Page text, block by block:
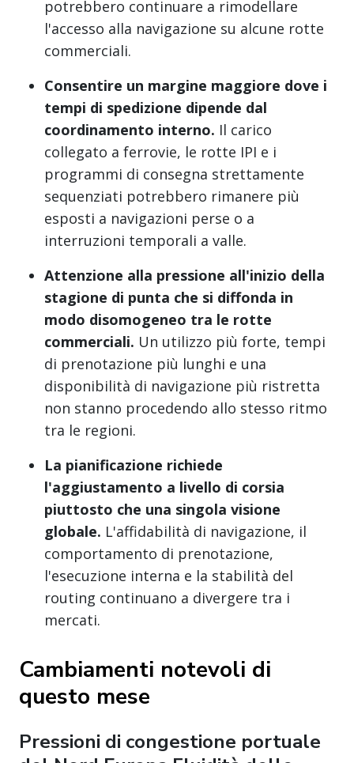
potrebbero continuare a rimodellare
l'accesso alla navigazione su alcune rotte
commerciali.
Consentire un margine maggiore dove i
tempi di spedizione dipende dal
coordinamento interno. Il carico
collegato a ferrovie, le rotte IPI e i
programmi di consegna strettamente
sequenziati potrebbero rimanere più
esposti a navigazioni perse o a
interruzioni temporali a valle.
Attenzione alla pressione all'inizio della
stagione di punta che si diffonda in
modo disomogeneo tra le rotte
commerciali. Un utilizzo più forte, tempi
di prenotazione più lunghi e una
disponibilità di navigazione più ristretta
non stanno procedendo allo stesso ritmo
tra le regioni.
La pianificazione richiede
l'aggiustamento a livello di corsia
piuttosto che una singola visione
globale. L'affidabilità di navigazione, il
comportamento di prenotazione,
l'esecuzione interna e la stabilità del
routing continuano a divergere tra i
mercati.
Cambiamenti notevoli di
questo mese
Pressioni di congestione portuale